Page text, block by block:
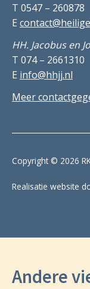
T 0547 – 260878
E
HH. Jacobus en
T 074 – 2661310
E info@hhjj.nl
Meer
Copyright © 2026
Realisatie website
Andere